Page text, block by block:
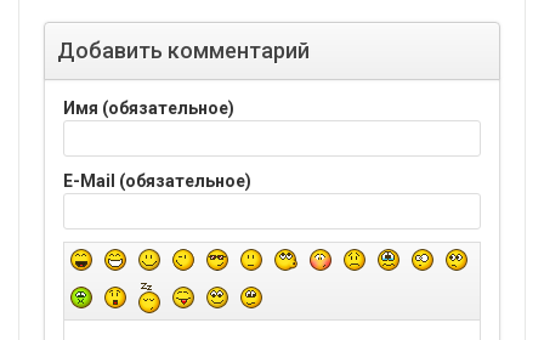
Добавить комментарий
Имя (обязательное)
E-Mail (обязательное)